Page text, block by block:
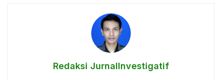
Redaksi JurnalInvestigatif